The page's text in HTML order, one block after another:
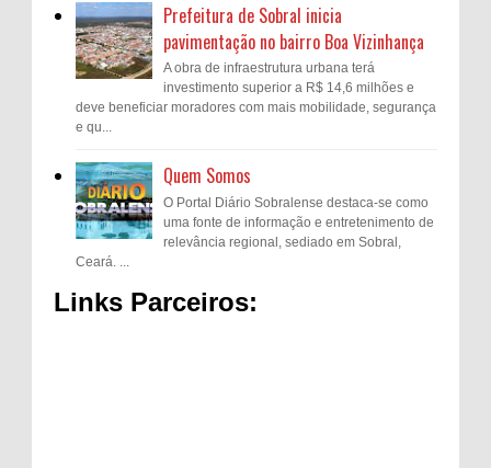
Prefeitura de Sobral inicia
pavimentação no bairro Boa Vizinhança
A obra de infraestrutura urbana terá
investimento superior a R$ 14,6 milhões e
deve beneficiar moradores com mais mobilidade, segurança
e qu...
Quem Somos
O Portal Diário Sobralense destaca-se como
uma fonte de informação e entretenimento de
relevância regional, sediado em Sobral,
Ceará. ...
Links Parceiros: